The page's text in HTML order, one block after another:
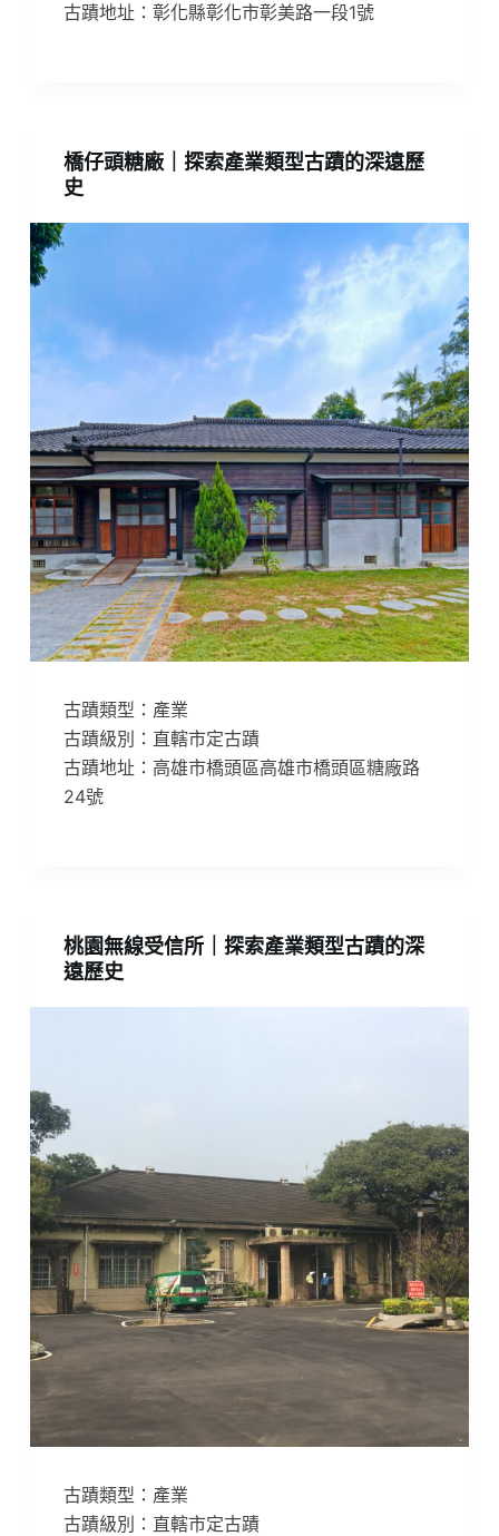
古蹟地址：彰化縣彰化市彰美路一段1號
橋仔頭糖廠｜探索產業類型古蹟的深遠歷
史
古蹟類型：產業
古蹟級別：直轄市定古蹟
古蹟地址：高雄市橋頭區高雄市橋頭區糖廠路
24號
桃園無線受信所｜探索產業類型古蹟的深
遠歷史
古蹟類型：產業
古蹟級別：直轄市定古蹟